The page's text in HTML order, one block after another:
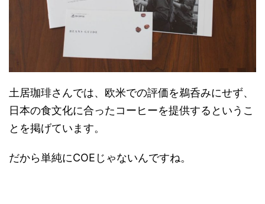
土居珈琲さんでは、欧米での評価を鵜呑みにせず、
日本の食文化に合ったコーヒーを提供するというこ
とを掲げています。
だから単純にCOEじゃないんですね。